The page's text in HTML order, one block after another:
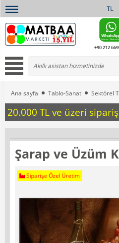
TL
+90 212
Ana sayfa Tablo-Sanat Sektörel
20.000 TL ve üzeri
Şarap ve Üzüm
Siparişe Özel Üretim